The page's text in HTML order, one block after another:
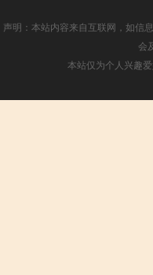
声明：本站内容来自互联网，如信
会
本站仅为个人兴趣